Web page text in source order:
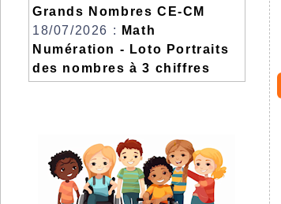
Grands Nombres CE-CM
18/07/2026 :
Math
Numération - Loto Portraits
des nombres à 3 chiffres